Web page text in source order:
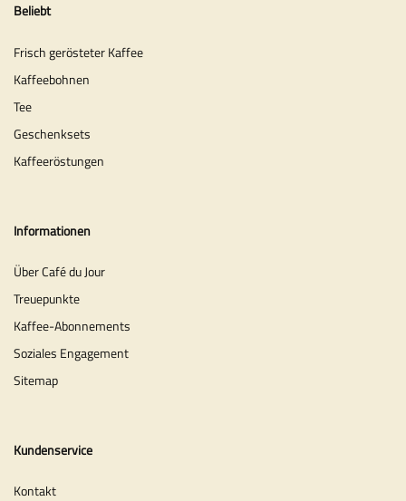
Beliebt
Frisch gerösteter Kaffee
Kaffeebohnen
Tee
Geschenksets
Kaffeeröstungen
Informationen
Über Café du Jour
Treuepunkte
Kaffee-Abonnements
Soziales Engagement
Sitemap
Kundenservice
Kontakt